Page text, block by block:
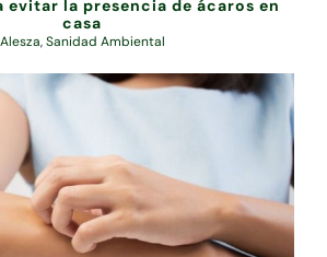
evitar la presencia de ácaros en
casa
Alesza,Sanidad Ambiental